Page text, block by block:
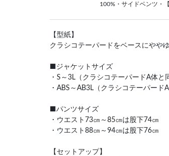
100%・サイドベンツ・
【型紙】
クラシコテーパードをベースにやや
■ジャケットサイズ
・S～3L（クラシコテーパードA体と
・ABS～AB3L（クラシコテーパー
■パンツサイズ
・ウエスト73㎝～85㎝は股下74㎝
・ウエスト88㎝～94㎝は股下76㎝
【セットアップ】